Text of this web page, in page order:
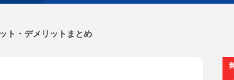
ト・デメリットまとめ